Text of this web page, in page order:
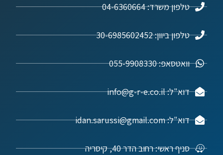
טלפון משרד: 04-6360664
טלפון ביוון: 30-6985602452
וואטסאפ: 055-9908330
דוא"ל: info@g-r-e.co.il
דוא"ל: idan.sarussi@gmail.com
סניף ראשי: רחוב הדר 40, קיסריה